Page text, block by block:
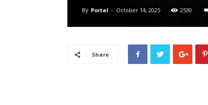
By Portal - October 14, 2025 2530
Share